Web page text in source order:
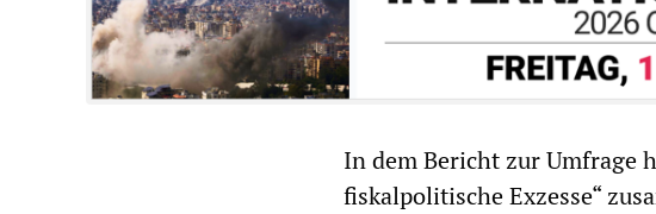
In dem Bericht zur Umfrage
fiskalpolitische Exzesse“